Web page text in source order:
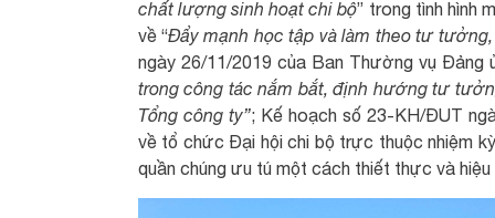
chất lượng sinh hoạt chi bộ” trong tình hình
về “Đẩy mạnh học tập và làm theo tư
ngày 26/11/2019 của Ban Thường vụ Đảng
trong công tác nắm bắt, định hướng tư
Tổng công ty”; Kế hoạch số 23-KH/ĐUT
về tổ chức Đại hội chi bộ trực thuộc nhiệm
quần chúng ưu tú một cách thiết thực và